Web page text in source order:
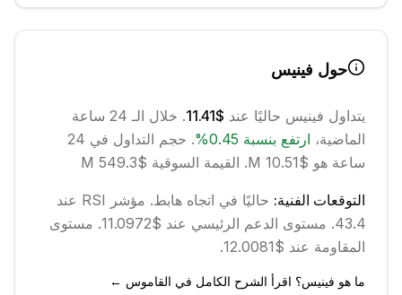
حول فينيس
يتداول فينيس حاليًا عند $11.41
. خلال الـ 24 ساعة
الماضية، ارتفع بنسبة 0.45
%
.
حجم التداول في 24
ساعة هو $10.51 M.
القيمة السوقية $549.3 M
التوقعات الفنية: حاليًا في اتجاه هابط.
مؤشر RSI عند
43.4. مستوى الدعم الرئيسي عند $11.0972.
مستوى
المقاومة عند $12.0081.
ما هو فينيس؟ اقرأ الشرح الكامل في القاموس ←